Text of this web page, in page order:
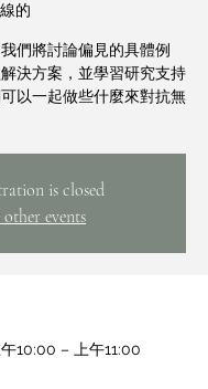
的
們將討論偏見的具體例
決方案，並學習研究支持
以一起做些什麼來對抗無
is closed
other events
10:00 – 上午11:00